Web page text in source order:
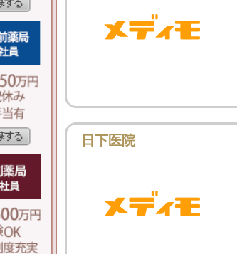
日下医院